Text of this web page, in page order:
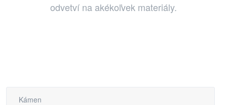
odvetví na akékoľvek materiály.
Kámen